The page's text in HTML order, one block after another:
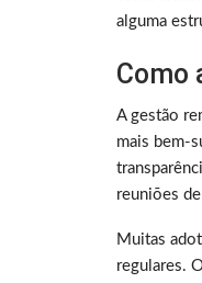
alguma
Como
A gestão
mais bem-
reuniões
Muitas
regulares.